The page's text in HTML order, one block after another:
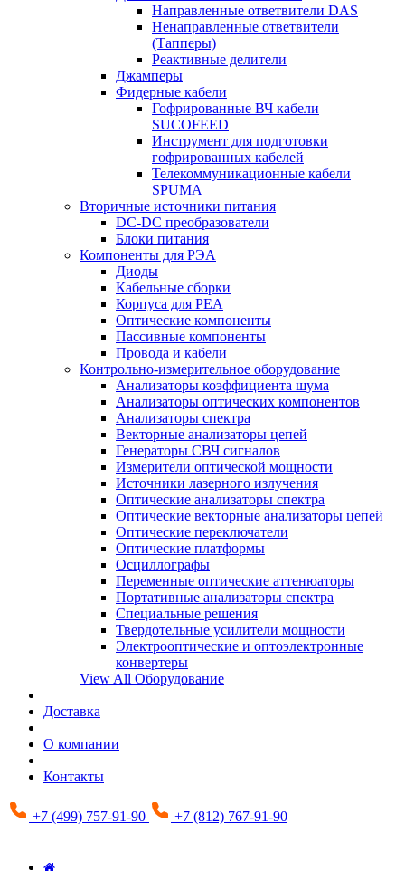
Направленные ответвители DAS
Ненаправленные ответвители
(Тапперы)
Реактивные делители
Джамперы
Фидерные кабели
Гофрированные ВЧ кабели
SUCOFEED
Инструмент для подготовки
гофрированных кабелей
Телекоммуникационные кабели
SPUMA
Вторичные источники питания
DC-DC преобразователи
Блоки питания
Компоненты для РЭА
Диоды
Кабельные сборки
Корпуса для РЕА
Оптические компоненты
Пассивные компоненты
Провода и кабели
Контрольно-измерительное оборудование
Анализаторы коэффициента шума
Анализаторы оптических компонентов
Анализаторы спектра
Векторные анализаторы цепей
Генераторы СВЧ сигналов
Измерители оптической мощности
Источники лазерного излучения
Оптические анализаторы спектра
Оптические векторные анализаторы цепей
Оптические переключатели
Оптические платформы
Осциллографы
Переменные оптические аттенюаторы
Портативные анализаторы спектра
Специальные решения
Твердотельные усилители мощности
Электрооптические и оптоэлектронные
конвертеры
View All Оборудование
Доставка
О компании
Контакты
+7 (499) 757-91-90 +7 (812) 767-91-90